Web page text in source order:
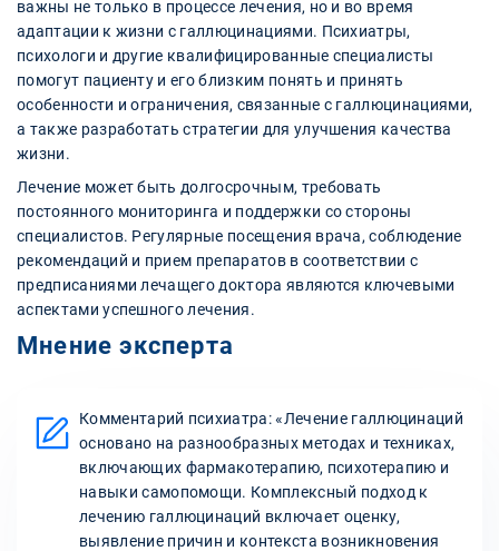
важны не только в процессе лечения, но и во время
адаптации к жизни с галлюцинациями. Психиатры,
психологи и другие квалифицированные специалисты
помогут пациенту и его близким понять и принять
особенности и ограничения, связанные с галлюцинациями,
а также разработать стратегии для улучшения качества
жизни.
Лечение может быть долгосрочным, требовать
постоянного мониторинга и поддержки со стороны
специалистов. Регулярные посещения врача, соблюдение
рекомендаций и прием препаратов в соответствии с
предписаниями лечащего доктора являются ключевыми
аспектами успешного лечения.
Мнение эксперта
Комментарий психиатра: «Лечение галлюцинаций
основано на разнообразных методах и техниках,
включающих фармакотерапию, психотерапию и
навыки самопомощи. Комплексный подход к
лечению галлюцинаций включает оценку,
выявление причин и контекста возникновения